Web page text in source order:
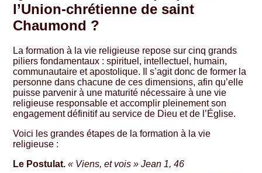
l’Union-chrétienne de saint
Chaumond ?
La formation à la vie religieuse repose sur cinq grands
piliers fondamentaux : spirituel, intellectuel, humain,
communautaire et apostolique. Il s’agit donc de former la
personne dans chacune de ces dimensions, afin qu’elle
puisse parvenir à une maturité nécessaire à une vie
religieuse responsable et accomplir pleinement son
engagement définitif au service de Dieu et de l’Église.
Voici les grandes étapes de la formation à la vie
religieuse :
Le Postulat. « Viens, et vois » Jean 1, 46